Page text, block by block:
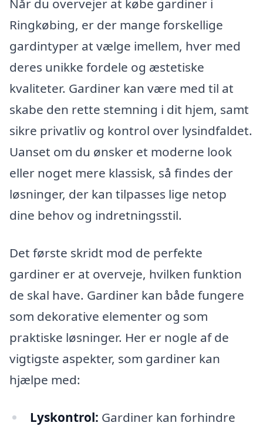
Når du overvejer at købe gardiner i
Ringkøbing, er der mange forskellige
gardintyper at vælge imellem, hver med
deres unikke fordele og æstetiske
kvaliteter. Gardiner kan være med til at
skabe den rette stemning i dit hjem, samt
sikre privatliv og kontrol over lysindfaldet.
Uanset om du ønsker et moderne look
eller noget mere klassisk, så findes der
løsninger, der kan tilpasses lige netop
dine behov og indretningsstil.
Det første skridt mod de perfekte
gardiner er at overveje, hvilken funktion
de skal have. Gardiner kan både fungere
som dekorative elementer og som
praktiske løsninger. Her er nogle af de
vigtigste aspekter, som gardiner kan
hjælpe med:
Lyskontrol: Gardiner kan forhindre